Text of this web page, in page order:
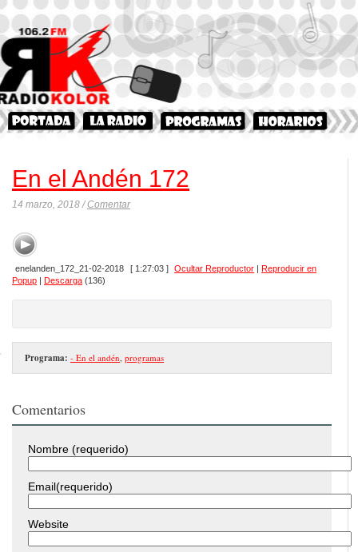
En el Andén 172
14 marzo, 2018 /Comentar
enelanden_172_21-02-2018 [ 1:27:03 ] Ocultar Reproductor |Reproducir en
Popup | Descarga (136)
Programa: - En el andén programas
Comentarios
Nombre (requerido)
Email(requerido)
Website